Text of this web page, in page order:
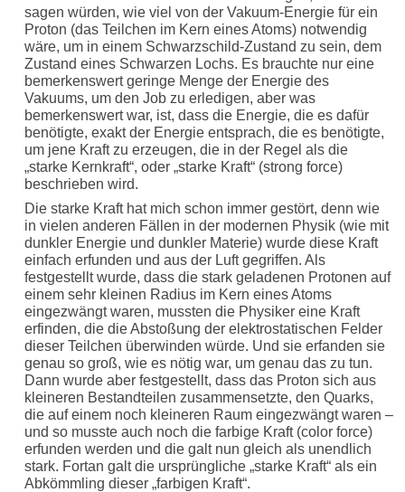
sagen würden, wie viel von der Vakuum-Energie für ein
Proton (das Teilchen im Kern eines Atoms) notwendig
wäre, um in einem Schwarzschild-Zustand zu sein, dem
Zustand eines Schwarzen Lochs. Es brauchte nur eine
bemerkenswert geringe Menge der Energie des
Vakuums, um den Job zu erledigen, aber was
bemerkenswert war, ist, dass die Energie, die es dafür
benötigte, exakt der Energie entsprach, die es benötigte,
um jene Kraft zu erzeugen, die in der Regel als die
„starke Kernkraft“, oder „starke Kraft“ (strong force)
beschrieben wird.
Die starke Kraft hat mich schon immer gestört, denn wie
in vielen anderen Fällen in der modernen Physik (wie mit
dunkler Energie und dunkler Materie) wurde diese Kraft
einfach erfunden und aus der Luft gegriffen. Als
festgestellt wurde, dass die stark geladenen Protonen auf
einem sehr kleinen Radius im Kern eines Atoms
eingezwängt waren, mussten die Physiker eine Kraft
erfinden, die die Abstoßung der elektrostatischen Felder
dieser Teilchen überwinden würde. Und sie erfanden sie
genau so groß, wie es nötig war, um genau das zu tun.
Dann wurde aber festgestellt, dass das Proton sich aus
kleineren Bestandteilen zusammensetzte, den Quarks,
die auf einem noch kleineren Raum eingezwängt waren –
und so musste auch noch die farbige Kraft (color force)
erfunden werden und die galt nun gleich als unendlich
stark. Fortan galt die ursprüngliche „starke Kraft“ als ein
Abkömmling dieser „farbigen Kraft“.